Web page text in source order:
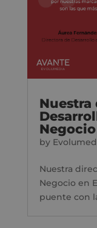
Nuestra
by
Nuestra
Negocio en
puente con